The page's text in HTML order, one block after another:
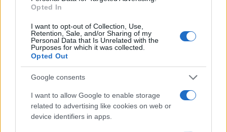
Opted In
I want to opt-out of Collection, Use,
Retention, Sale, and/or Sharing of my
Personal Data that Is Unrelated with the
Purposes for which it was collected.
Opted Out
Google consents
I want to allow Google to enable storage
related to advertising like cookies on web or
device identifiers in apps.